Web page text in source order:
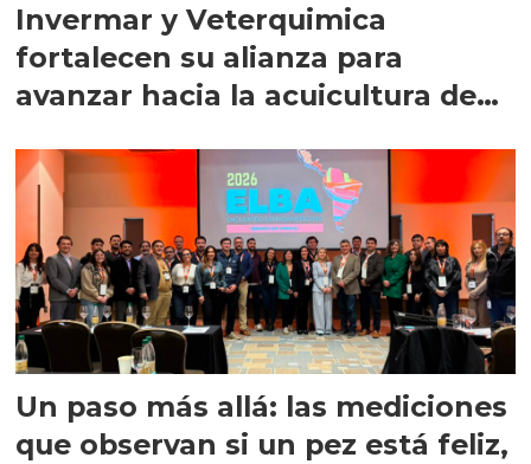
Invermar y Veterquimica
fortalecen su alianza para
avanzar hacia la acuicultura de
Un paso más allá: las mediciones
que observan si un pez está feliz,